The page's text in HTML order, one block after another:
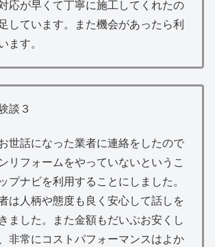
応が早くて丁寧に施工してくれたの
しています。また機会があったら利
ます。
談３
世話になった業者に連絡をしたので
リフォームをやっていないというこ
プナビを利用することにしました。
は人柄や態度も良く安心して話しを
ました。また金額もだいぶお安くし
非常にコストパフォーマンスはよか